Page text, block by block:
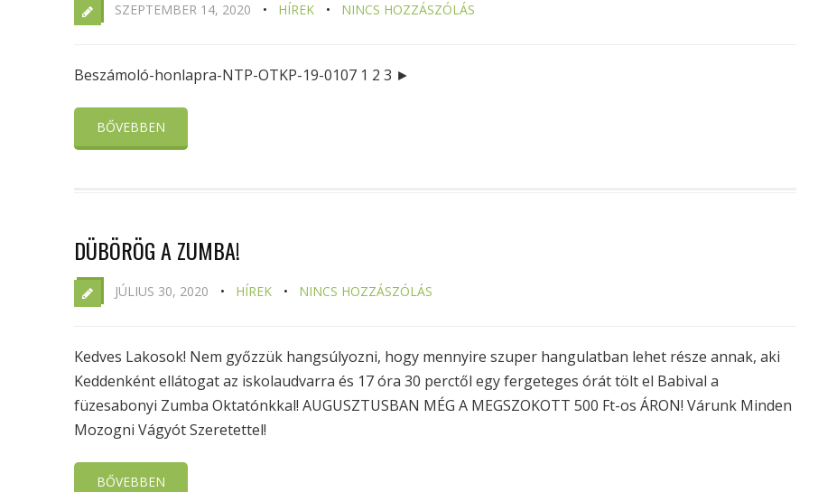
SZEPTEMBER 14, 2020 HÍREK NINCS HOZZÁSZÓLÁS
Beszámoló-honlapra-NTP-OTKP-19-0107 1 2 3 ►
BŐVEBBEN
DÜBÖRÖG A ZUMBA!
JÚLIUS 30, 2020 HÍREK NINCS HOZZÁSZÓLÁS
Kedves Lakosok! Nem győzzük hangsúlyozni, hogy mennyire szuper hangulatban lehet része annak, aki
Keddenként ellátogat az iskolaudvarra és 17 óra 30 perctől egy fergeteges órát tölt el Babival a
füzesabonyi Zumba Oktatónkkal! AUGUSZTUSBAN MÉG A MEGSZOKOTT 500 Ft-os ÁRON! Várunk Minden
Mozogni Vágyót Szeretettel!
BŐVEBBEN